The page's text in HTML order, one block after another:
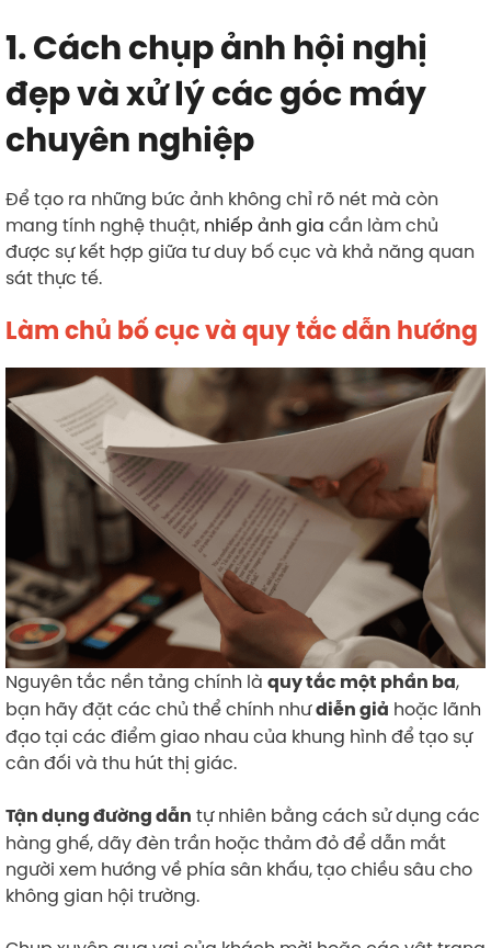
1. Cách chụp ảnh hội nghị
đẹp và xử lý các góc máy
chuyên nghiệp
Để tạo ra những bức ảnh không chỉ rõ nét mà còn
mang tính nghệ thuật, nhiếp ảnh gia cần làm chủ
được sự kết hợp giữa tư duy bố cục và khả năng quan
sát thực tế.
Làm chủ bố cục và quy tắc dẫn hướng
Nguyên tắc nền tảng chính là quy tắc một phần ba,
bạn hãy đặt các chủ thể chính nhưdiễn giả hoặc lãnh
đạo tại các điểm giao nhau của khung hình để tạo sự
cân đối và thu hút thị giác.
Tận dụng đường dẫn tự nhiên bằng cách sử dụng các
hàng ghế, dãy đèn trần hoặc thảm đỏ để dẫn mắt
người xem hướng về phía sân khấu, tạo chiều sâu cho
không gian hội trường.